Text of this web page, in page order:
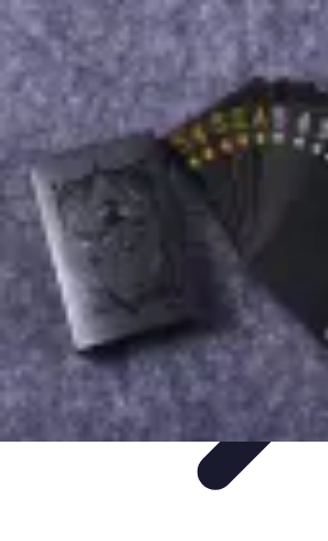
Zabawa i Rozrywka
Imprezy i Przyjęcia
Zabawy dla dzieci
powietrzuOrganizacja imprez Zabawy i Gry
Zabawa i Rozrywka